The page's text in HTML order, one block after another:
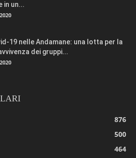
in un...
19 nelle Andamane: una lotta per la
dei gruppi...
876
500
464